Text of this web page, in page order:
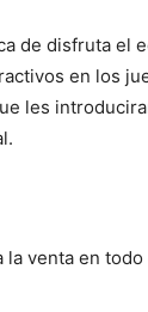
de disfruta el
en los
les
la venta en